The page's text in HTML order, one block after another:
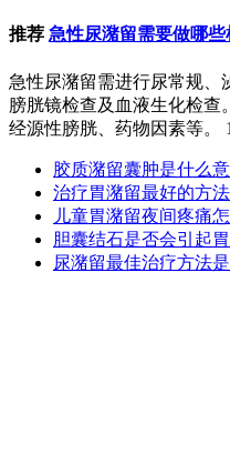
推荐 急性尿潴留需要做哪些
急性尿潴留需进行尿常规、
膀胱镜检查及血液生化检查
经源性膀胱、药物因素等。
胶质潴留囊肿是什么
治疗胃潴留最好的方
儿童胃潴留夜间疼痛
胆囊结石是否会引起
尿潴留最佳治疗方法